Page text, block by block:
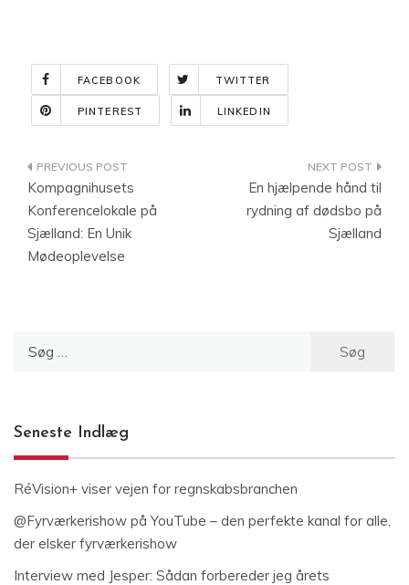
FACEBOOK TWITTER
PINTEREST LINKEDIN
Indlægsnavigation
Kompagnihusets
Konferencelokale på
Sjælland: En Unik
Mødeoplevelse
En hjælpende hånd til
rydning af dødsbo på
Sjælland
efter:
Seneste Indlæg
RéVision+ viser vejen for regnskabsbranchen
@Fyrværkerishow på YouTube – den perfekte kanal for alle,
der elsker fyrværkerishow
Interview med Jesper: Sådan forbereder jeg årets